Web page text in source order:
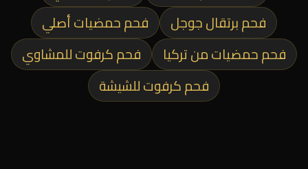
فحم برتقال جوجل
فحم حمضيات أصلي
فحم حمضيات من تركيا
فحم كرفوت للمشاوي
فحم كرفوت للشيشة